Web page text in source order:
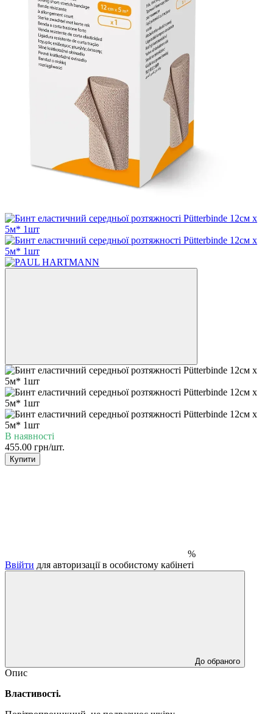
В наявності
455.00 грн/шт.
Купити
%
Ввійти для авторизації в особистому кабінеті
До обраного
Опис
Властивості.